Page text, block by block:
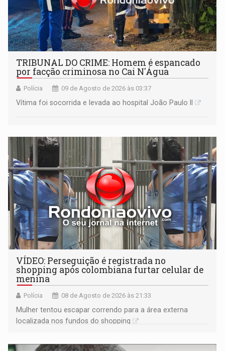
TRIBUNAL DO CRIME: Homem é espancado
por facção criminosa no Cai N'Água
Polícia 09 de Agosto de 2026 às 03:37
Vítima foi socorrida e levada ao hospital João Paulo II
VÍDEO: Perseguição é registrada no
shopping após colombiana furtar celular de
menina
Polícia 08 de Agosto de 2026 às 21:33
Mulher tentou escapar correndo para a área externa
localizada nos fundos do shopping